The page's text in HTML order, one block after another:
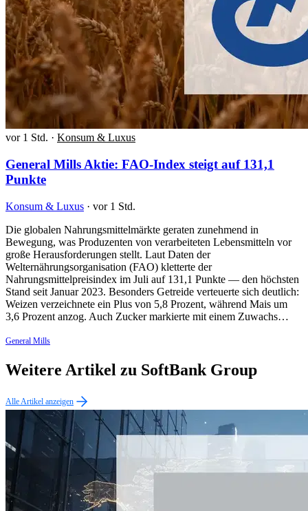
vor 1 Std. · Konsum & Luxus
General Mills Aktie: FAO-Index steigt auf 131,1
Punkte
Konsum & Luxus · vor 1 Std.
Die globalen Nahrungsmittelmärkte geraten zunehmend in
Bewegung, was Produzenten von verarbeiteten Lebensmitteln vor
große Herausforderungen stellt. Laut Daten der
Welternährungsorganisation (FAO) kletterte der
Nahrungsmittelpreisindex im Juli auf 131,1 Punkte — den höchsten
Stand seit Januar 2023. Besonders Getreide verteuerte sich deutlich:
Weizen verzeichnete ein Plus von 5,8 Prozent, während Mais um
3,6 Prozent anzog. Auch Zucker markierte mit einem Zuwachs…
General Mills
Weitere Artikel zu SoftBank Group
Alle Artikel anzeigen